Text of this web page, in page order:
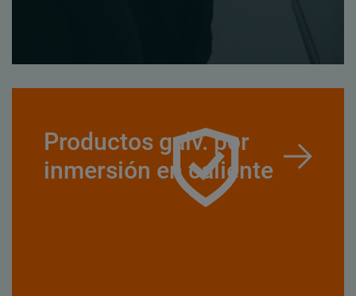
Productos galv. por
inmersión en caliente